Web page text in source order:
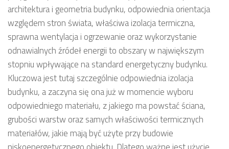
architektura i geometria budynku, odpowiednia orientacja
względem stron świata, właściwa izolacja termiczna,
sprawna wentylacja i ogrzewanie oraz wykorzystanie
odnawialnych źródeł energii to obszary w największym
stopniu wpływające na standard energetyczny budynku.
Kluczowa jest tutaj szczególnie odpowiednia izolacja
budynku, a zaczyna się ona już w momencie wyboru
odpowiedniego materiału, z jakiego ma powstać ściana,
grubości warstw oraz samych właściwości termicznych
materiałów, jakie mają być użyte przy budowie